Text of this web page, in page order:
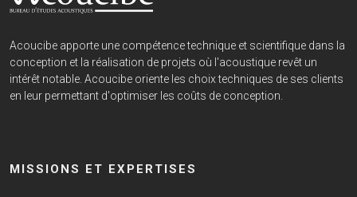
Acoucibe apporte une compétence technique et scientifique dans la
conception et la réalisation de projets où l'acoustique revêt un
intérêt notable. Acoucibe oriente les choix techniques de ses clients
en leur permettant d'optimiser les coûts de conception.
MISSIONS ET EXPERTISES